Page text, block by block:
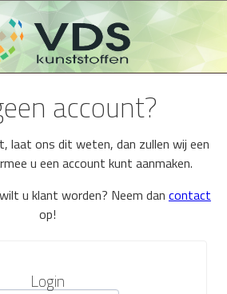
account?
laat ons dit weten, dan zullen wij een
u een account kunt aanmaken.
u klant worden? Neem dan contact
op!
Login